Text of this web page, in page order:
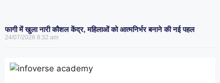
फागी में खुला नारी कौशल केंद्र, महिलाओं को आत्मनिर्भर बनाने की नई पहल
24/07/2026 8:32 am